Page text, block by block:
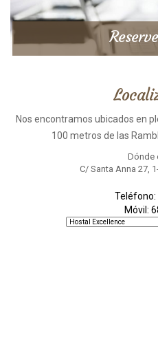
Nos encontramos ubicados en
100 metros de las
Dónde
C/ Santa Anna 27,
Teléfono:
Móvil: